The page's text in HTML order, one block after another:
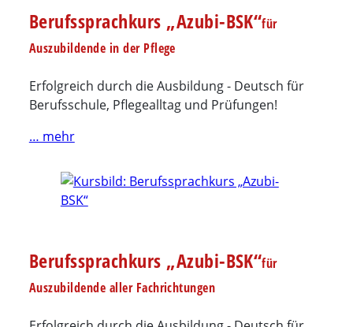
Berufssprachkurs „Azubi-BSK“für
Auszubildende in der Pflege
Erfolgreich durch die Ausbildung - Deutsch für
Berufsschule, Pflegealltag und Prüfungen!
… mehr
Berufssprachkurs „Azubi-BSK“für
Auszubildende aller Fachrichtungen